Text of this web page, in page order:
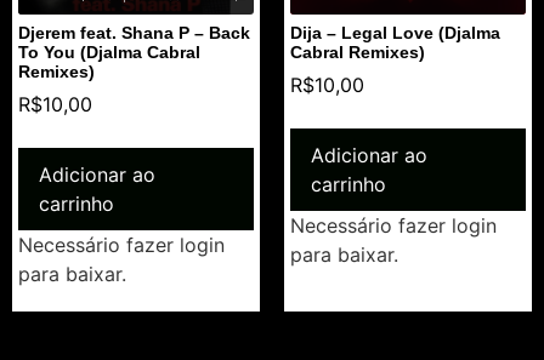
Djerem feat. Shana P – Back
To You (Djalma Cabral
Remixes)
R$10,00
Adicionar ao
carrinho
Necessário fazer login
para baixar.
Dija – Legal Love (Djalma
Cabral Remixes)
R$10,00
Adicionar ao
carrinho
Necessário fazer login
para baixar.